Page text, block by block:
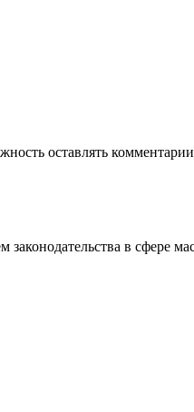
оставлять
в сфере